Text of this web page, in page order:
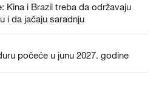
Kina i Brazil treba da održavaju
i da jačaju saradnju
počeće u junu 2027. godine